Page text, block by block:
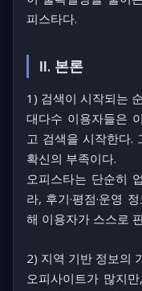
피스타다.
Ⅱ. 본론
1) 검색이 시작되는
대다수 이용자들은
고 검색을 시작한다.
확신의 부족이다.
오피스타는 단순히
라, 후기·평점·운영
해 이용자가 스스로
2) 지역 기반 정보의
오피사이트가 많지